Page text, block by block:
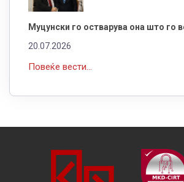
Муцунски го остварува она што го
20.07.2026
Повеќе вести...